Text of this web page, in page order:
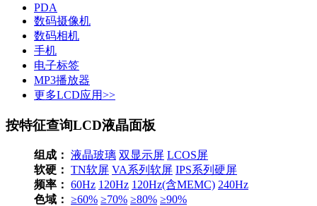
PDA
数码摄像机
数码相机
手机
电子标签
MP3播放器
更多LCD应用>>
按特征查询LCD液晶面板
组成： 液晶玻璃 双显示屏 LCOS屏
软硬： TN软屏 VA系列软屏 IPS系列硬屏
频率： 60Hz 120Hz 120Hz(含MEMC) 240Hz
色域： ≥60% ≥70% ≥80% ≥90%